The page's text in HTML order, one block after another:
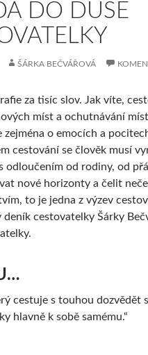
DO DUŠE
ŠÁRKA BEČVÁŘOVÁ
za tisíc slov. Jak víte,
míst a ochutnávání
zejména o emocích a
cestování se člověk musí
odloučením od rodiny, od
nové horizonty a čelit
to je jedna z výzev
cestovatelky Šárky
cestuje s touhou dozvědět
hlavně k sobě samému.“